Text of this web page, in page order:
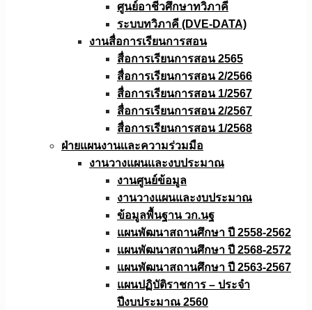
ศูนย์อาชีวศึกษาทวิภาคี
ระบบทวิภาคี (DVE-DATA)
งานสื่อการเรียนการสอน
สื่อการเรียนการสอน 2565
สื่อการเรียนการสอน 2/2566
สื่อการเรียนการสอน 1/2567
สื่อการเรียนการสอน 2/2567
สื่อการเรียนการสอน 1/2568
ฝ่ายแผนงานเเละความร่วมมือ
งานวางแผนเเละงบประมาณ
งานศูนย์ข้อมูล
งานวางแผนและงบประมาณ
ข้อมูลพื้นฐาน วก.นฐ
แผนพัฒนาสถานศึกษา ปี 2558-2562
แผนพัฒนาสถานศึกษา ปี 2568-2572
แผนพัฒนาสถานศึกษา ปี 2563-2567
แผนปฏิบัติราชการ – ประจำ
ปีงบประมาณ 2560